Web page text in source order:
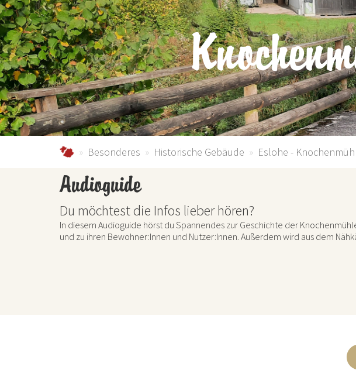
schmallenberger-sauerland.de
Besonderes Historische Gebäude Eslohe -
Audioguide
Du möchtest die Infos lieber hören?
In diesem Audioguide hörst du Spannendes zur Geschichte der
und zu ihren Bewohner:Innen und Nutzer:Innen. Außerdem wird aus dem